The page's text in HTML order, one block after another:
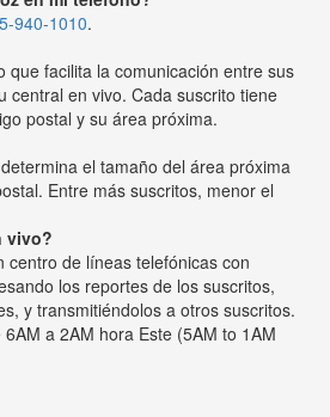
940-1010.
que facilita la comunicación entre sus
central en vivo. Cada suscrito tiene
postal y su área próxima.
el tamaño del área próxima
Entre más suscritos, menor el
vivo?
centro de líneas telefónicas con
los reportes de los suscritos,
y transmitiéndolos a otros suscritos.
a 2AM hora Este (5AM to 1AM